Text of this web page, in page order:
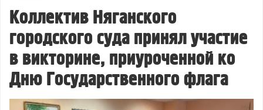
Коллектив Няганского
городского суда принял участие
в викторине, приуроченной ко
Дню Государственного флага